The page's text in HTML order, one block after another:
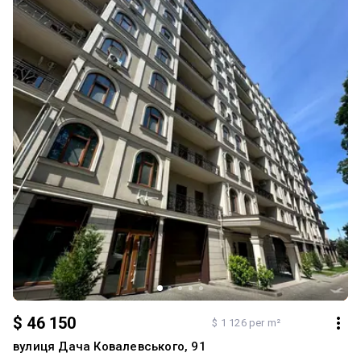
$ 46 150 $ 1 126 per m²
вулиця Дача Ковалевського, 91